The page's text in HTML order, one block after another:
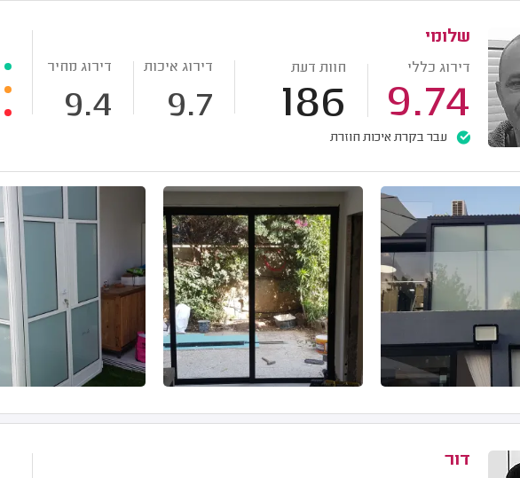
שלומי
דירוג כללי
9.74
חוות דעת
186
דירוג איכות
9.7
דירוג מחיר
9.4
עבר בקרת איכות חוזרת
דור